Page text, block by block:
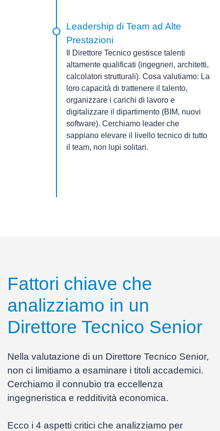
Leadership di Team ad Alte
Prestazioni
Il Direttore Tecnico gestisce talenti
altamente qualificati (ingegneri, architetti,
calcolatori strutturali). Cosa valutiamo: La
loro capacità di trattenere il talento,
organizzare i carichi di lavoro e
digitalizzare il dipartimento (BIM, nuovi
software). Cerchiamo leader che
sappiano elevare il livello tecnico di tutto
il team, non lupi solitari.
Fattori chiave che
analizziamo in un
Direttore Tecnico Senior
Nella valutazione di un Direttore Tecnico Senior,
non ci limitiamo a esaminare i titoli accademici.
Cerchiamo il connubio tra eccellenza
ingegneristica e redditività economica.
Ecco i 4 aspetti critici che analizziamo per